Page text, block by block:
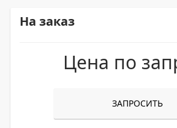
На заказ
Цена по
ЗАПРОСИТЬ